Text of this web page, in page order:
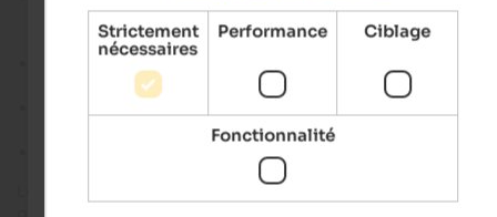
alpagesavec vue panoramique, comme sur le Prato
Sesto ou à Alta Badia
des sentiers d'altitude des Dolomites
pour les randonneurs expérimentés
comme Alta Badia, Val Gardena ou autour de l'Alpe de
des randonnées de plusieurs jours
Les sentiers d'altitude des Dolomites montrent justement à
Strictement
nécessaires
Performance Ciblage
Fonctionnalité